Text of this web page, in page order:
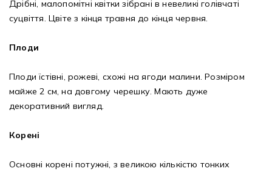
Дрібні, малопомітні квітки зібрані в невеликі голівчаті
суцвіття. Цвіте з кінця травня до кінця червня.
Плоди
Плоди їстівні, рожеві, схожі на ягоди малини. Розміром
майже 2 см, на довгому черешку. Мають дуже
декоративний вигляд.
Корені
Основні корені потужні, з великою кількістю тонких